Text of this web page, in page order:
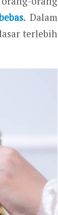
. Dalam
terlebih